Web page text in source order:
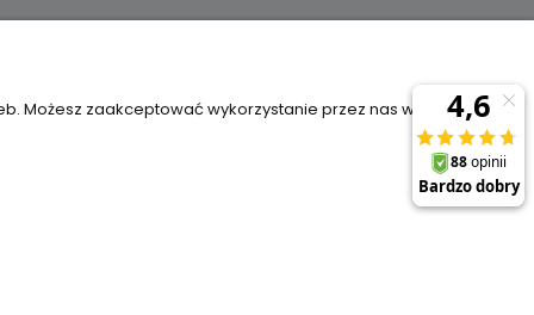
Możesz zaakceptować wykorzystanie przez nas wszystkich